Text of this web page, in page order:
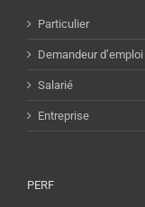
Particulier
Demandeur d’emploi
Salarié
Entreprise
PERF